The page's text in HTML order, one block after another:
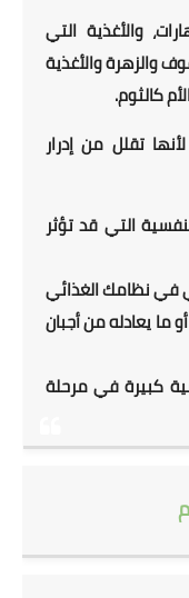
والأغذية التي
والزهرة والأغذية
كالثوم.
تقلل من إدرار
التي قد تؤثر
في نظامك الغذائي
ما يعادله من أجبان
كبيرة في مرحلة